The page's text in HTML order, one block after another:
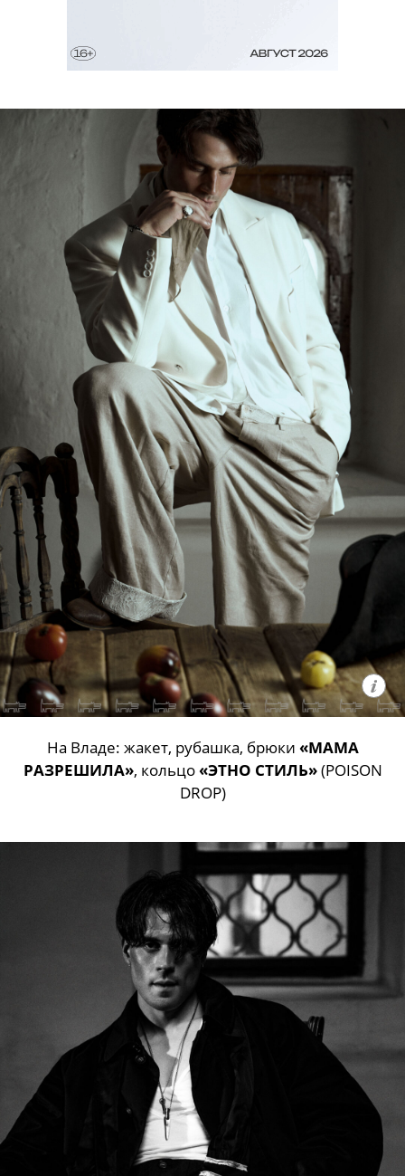
На Владе: жакет, рубашка, брюки «МАМА
РАЗРЕШИЛА», кольцо«ЭТНО СТИЛЬ»(POISON
DROP)